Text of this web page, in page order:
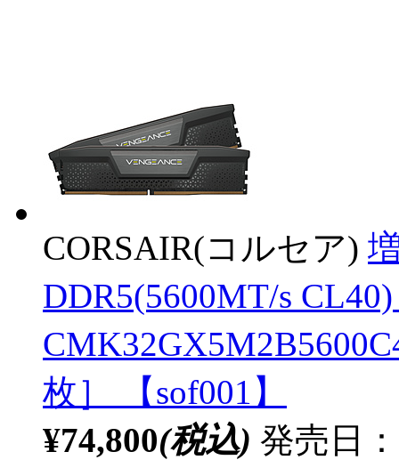
CORSAIR(コルセア)
DDR5(5600MT/s
枚］ 【sof001】
¥74,800(税込) 発売日